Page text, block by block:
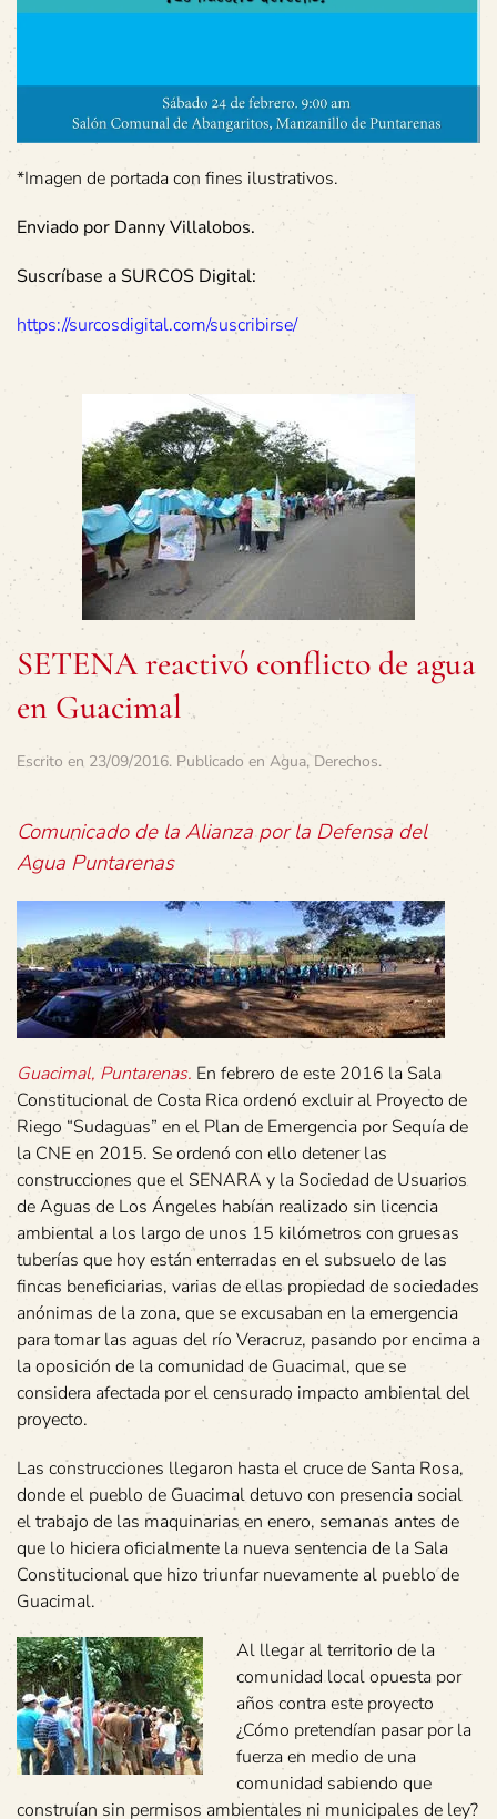
*Imagen de portada con fines ilustrativos.
Enviado por Danny Villalobos.
Suscríbase a SURCOS Digital:
https://surcosdigital.com/suscribirse/
SETENA reactivó conflicto de agua
en Guacimal
Escrito en 23/09/2016. Publicado en Agua, Derechos.
Comunicado de la Alianza por la Defensa del
Agua Puntarenas
Guacimal, Puntarenas. En febrero de este 2016 la Sala
Constitucional de Costa Rica ordenó excluir al Proyecto de
Riego “Sudaguas” en el Plan de Emergencia por Sequía de
la CNE en 2015. Se ordenó con ello detener las
construcciones que el SENARA y la Sociedad de Usuarios
de Aguas de Los Ángeles habían realizado sin licencia
ambiental a los largo de unos 15 kilómetros con gruesas
tuberías que hoy están enterradas en el subsuelo de las
fincas beneficiarias, varias de ellas propiedad de sociedades
anónimas de la zona, que se excusaban en la emergencia
para tomar las aguas del río Veracruz, pasando por encima a
la oposición de la comunidad de Guacimal, que se
considera afectada por el censurado impacto ambiental del
proyecto.
Las construcciones llegaron hasta el cruce de Santa Rosa,
donde el pueblo de Guacimal detuvo con presencia social
el trabajo de las maquinarias en enero, semanas antes de
que lo hiciera oficialmente la nueva sentencia de la Sala
Constitucional que hizo triunfar nuevamente al pueblo de
Guacimal.
Al llegar al territorio de la
comunidad local opuesta por
años contra este proyecto
¿Cómo pretendían pasar por la
fuerza en medio de una
comunidad sabiendo que
construían sin permisos ambientales ni municipales de ley?